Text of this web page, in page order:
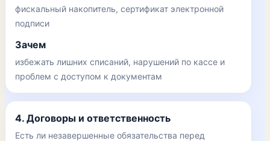
фискальный накопитель, сертификат электронной
подписи
Зачем
избежать лишних списаний, нарушений по кассе и
проблем с доступом к документам
4. Договоры и ответственность
Есть ли незавершенные обязательства перед